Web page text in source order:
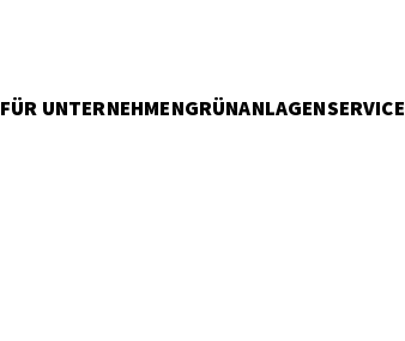
FÜR UNTERNEHMENGRÜNANLAGENSERVICE